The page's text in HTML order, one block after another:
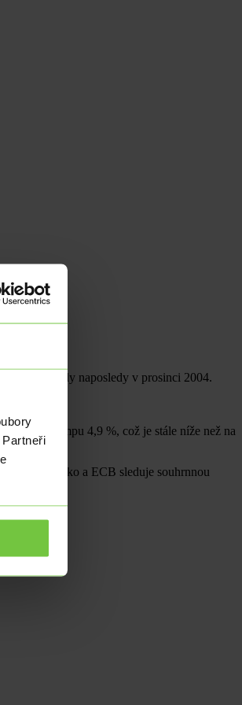
ceny rostly naposledy v prosinci 2004.
o tempu 4,9 %, což je stále níže než na
Slovensko a ECB sleduje souhrnnou
%.